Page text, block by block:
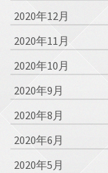
2020年12月
2020年11月
2020年10月
2020年9月
2020年8月
2020年6月
2020年5月